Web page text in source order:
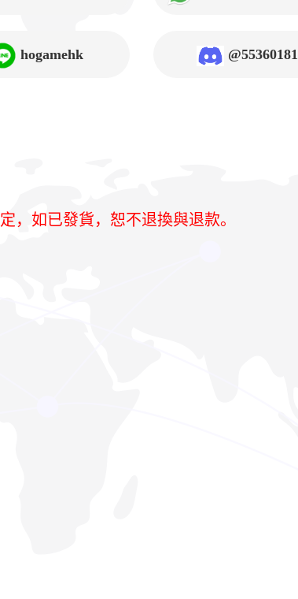
hogamehk @55360181
，如已發貨，恕不退換與退款。